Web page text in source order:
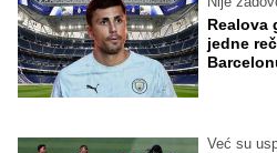
Realova
jedne
Već su